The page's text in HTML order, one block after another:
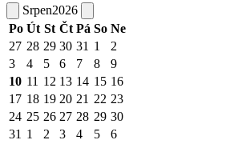
Srpen2026
Po Út St Čt Pá So Ne
27 28 29 30 31 1
2
3
4 5 6 7 8
9
10 11 12 13 14 15 16
17 18 19 20 21 22 23
24 25 26 27 28 29 30
31 1 2 3 4 5 6